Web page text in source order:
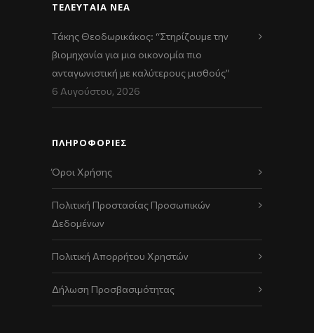
ΤΕΛΕΥΤΑΊΑ ΝΈΑ
Τάκης Θεοδωρικάκος: “Στηρίζουμε την
βιομηχανία για μια οικονομία πιο
ανταγωνιστική με καλύτερους μισθούς”
6 Αυγούστου, 2026
ΠΛΗΡΟΦΟΡΙΕΣ
Όροι Χρήσης
Πολιτική Προστασίας Προσωπικών
Δεδομένων
Πολιτική Απορρήτου Χρηστών
Δήλωση Προσβασιμότητας